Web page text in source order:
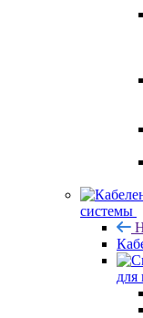
системы
для